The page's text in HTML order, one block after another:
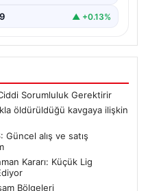
▲ +0.13%
Sorumluluk Gerektirir
öldürüldüğü kavgaya ilişkin
Güncel alış ve satış
Kararı: Küçük Lig
Bölgeleri